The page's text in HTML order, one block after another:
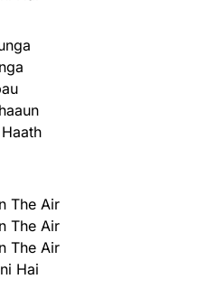
The Air
The Air
The Air
Hai